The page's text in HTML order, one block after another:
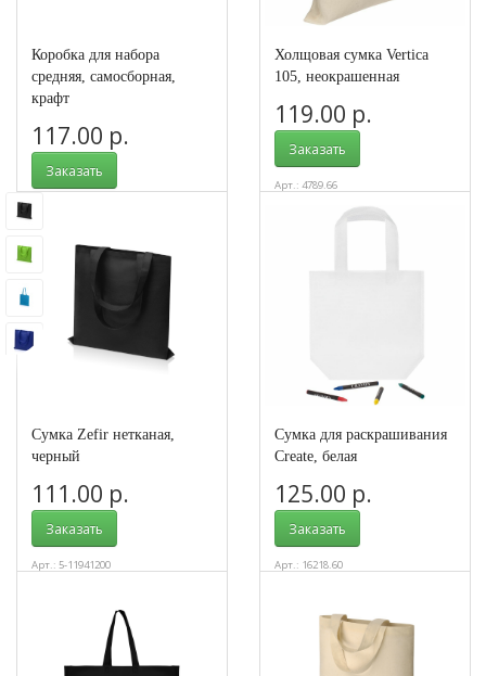
Коробка для набора
средняя, самосборная,
крафт
117.00 р.
Заказать
Арт.: 4955
Холщовая сумка Vertica
105, неокрашенная
119.00 р.
Заказать
Арт.: 4789.66
Сумка Zefir нетканая,
черный
111.00 р.
Заказать
Арт.: 5-11941200
Сумка для раскрашивания
Create, белая
125.00 р.
Заказать
Арт.: 16218.60